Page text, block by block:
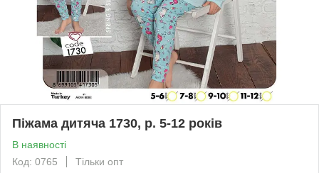
Піжама дитяча 1730, р. 5-12 років
В наявності
Код: 0765
Тільки опт